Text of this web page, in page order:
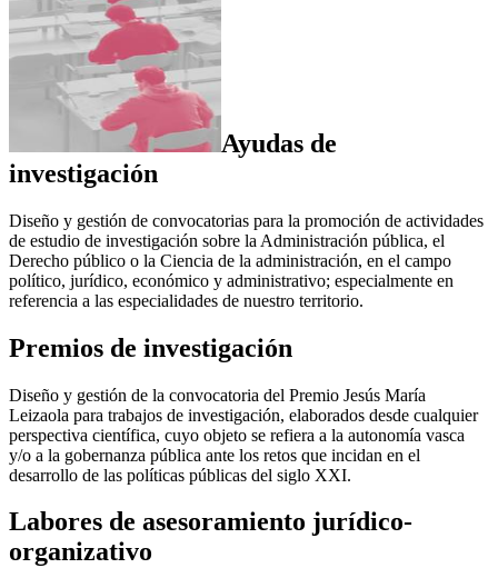
Ayudas de
investigación
Diseño y gestión de convocatorias para la promoción de actividades
de estudio de investigación sobre la Administración pública, el
Derecho público o la Ciencia de la administración, en el campo
político, jurídico, económico y administrativo; especialmente en
referencia a las especialidades de nuestro territorio.
Premios de investigación
Diseño y gestión de la convocatoria del Premio Jesús María
Leizaola para trabajos de investigación, elaborados desde cualquier
perspectiva científica, cuyo objeto se refiera a la autonomía vasca
y/o a la gobernanza pública ante los retos que incidan en el
desarrollo de las políticas públicas del siglo XXI.
Labores de asesoramiento jurídico-
organizativo